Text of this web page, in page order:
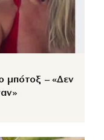
μπότοξ – «Δεν